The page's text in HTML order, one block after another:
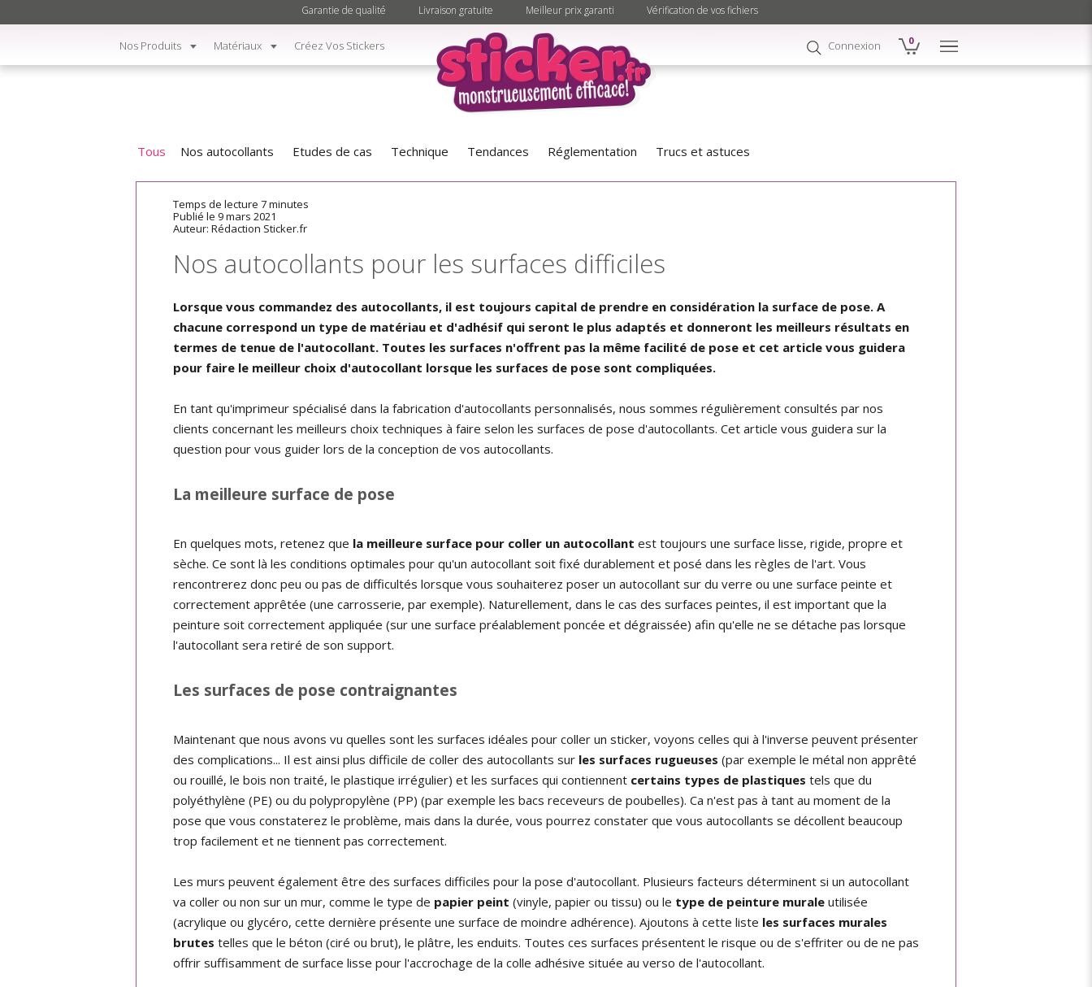
Connexion 0
Nos Produits Matériaux Créez Vos Stickers
Garantie de qualité Livraison gratuite Meilleur prix garanti Vérification de vos fichiers
Tous Nos autocollants Etudes de cas Technique Tendances Réglementation Trucs et astuces
Temps de lecture 7 minutes
Publié le 9 mars 2021
Auteur: Rédaction Sticker.fr
Nos autocollants pour les surfaces difficiles
Lorsque vous commandez des autocollants, il est toujours capital de prendre en considération la surface de pose. A
chacune correspond un type de matériau et d'adhésif qui seront le plus adaptés et donneront les meilleurs résultats en
termes de tenue de l'autocollant. Toutes les surfaces n'offrent pas la même facilité de pose et cet article vous guidera
pour faire le meilleur choix d'autocollant lorsque les surfaces de pose sont compliquées.
En tant qu'imprimeur spécialisé dans la fabrication d'autocollants personnalisés, nous sommes régulièrement consultés par nos
clients concernant les meilleurs choix techniques à faire selon les surfaces de pose d'autocollants. Cet article vous guidera sur la
question pour vous guider lors de la conception de vos autocollants.
La meilleure surface de pose
En quelques mots, retenez que la meilleure surface pour coller un autocollant est toujours une surface lisse, rigide, propre et
sèche. Ce sont là les conditions optimales pour qu'un autocollant soit fixé durablement et posé dans les règles de l'art. Vous
rencontrerez donc peu ou pas de difficultés lorsque vous souhaiterez poser un autocollant sur du verre ou une surface peinte et
correctement apprêtée (une carrosserie, par exemple). Naturellement, dans le cas des surfaces peintes, il est important que la
peinture soit correctement appliquée (sur une surface préalablement poncée et dégraissée) afin qu'elle ne se détache pas lorsque
l'autocollant sera retiré de son support.
Les surfaces de pose contraignantes
Maintenant que nous avons vu quelles sont les surfaces idéales pour coller un sticker, voyons celles qui à l'inverse peuvent présenter
des complications... Il est ainsi plus difficile de coller des autocollants sur les surfaces rugueuses (par exemple le métal non apprêté
ou rouillé, le bois non traité, le plastique irrégulier) et les surfaces qui contiennent certains types de plastiques tels que du
polyéthylène (PE) ou du polypropylène (PP) (par exemple les bacs receveurs de poubelles). Ca n'est pas à tant au moment de la
pose que vous constaterez le problème, mais dans la durée, vous pourrez constater que vous autocollants se décollent beaucoup
trop facilement et ne tiennent pas correctement.
Les murs peuvent également être des surfaces difficiles pour la pose d'autocollant. Plusieurs facteurs déterminent si un autocollant
va coller ou non sur un mur, comme le type de papier peint (vinyle, papier ou tissu) ou le type de peinture murale utilisée
(acrylique ou glycéro, cette dernière présente une surface de moindre adhérence). Ajoutons à cette liste les surfaces murales
brutes telles que le béton (ciré ou brut), le plâtre, les enduits. Toutes ces surfaces présentent le risque ou de s'effriter ou de ne pas
offrir suffisamment de surface lisse pour l'accrochage de la colle adhésive située au verso de l'autocollant.